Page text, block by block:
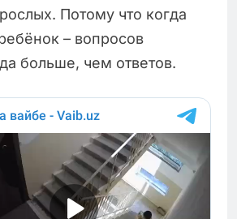
Потому что когда
– вопросов
больше, чем ответов.